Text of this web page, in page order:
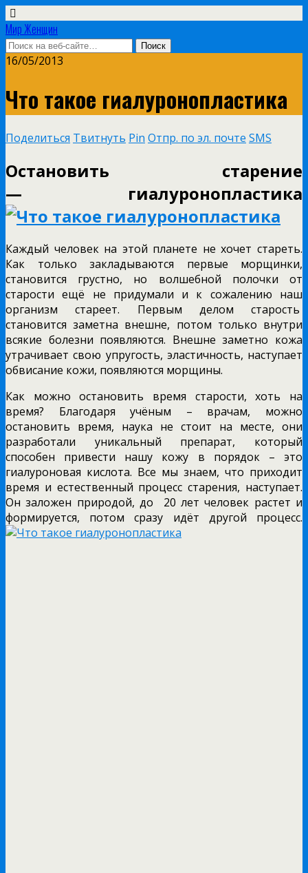
Мир Женщин
16/05/2013
Что такое гиалуронопластика
Поделиться Твитнуть Pin Отпр. по эл. почте SMS
Остановить старение
— гиалуронопластика
Каждый человек на этой планете не хочет стареть.
Как только закладываются первые морщинки,
становится грустно, но волшебной полочки от
старости ещё не придумали и к сожалению наш
организм стареет. Первым делом старость
становится заметна внешне, потом только внутри
всякие болезни появляются. Внешне заметно кожа
утрачивает свою упругость, эластичность, наступает
обвисание кожи, появляются морщины.
Как можно остановить время старости, хоть на
время? Благодаря учёным – врачам, можно
остановить время, наука не стоит на месте, они
разработали уникальный препарат, который
способен привести нашу кожу в порядок – это
гиалуроновая кислота. Все мы знаем, что приходит
время и естественный процесс старения, наступает.
Он заложен природой, до 20 лет человек растет и
формируется, потом сразу идёт другой процесс.